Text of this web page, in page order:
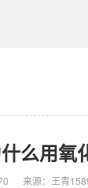
么用氧
来源：王青